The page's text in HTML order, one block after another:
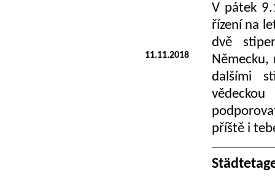
11.11.2018
V pátek
řízení na
dvě
Německu,
dalšími
příště i